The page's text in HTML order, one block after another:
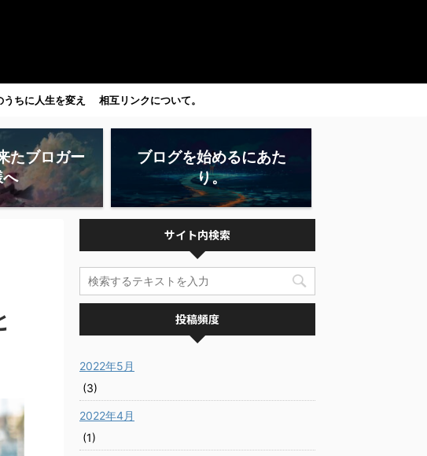
うちに人生を変え
い人へ。
相互リンクについて。
たブロガー
ブログを始めるにあた
り。
サイト内検索
投稿頻度
2022年5月
(3)
2022年4月
(1)